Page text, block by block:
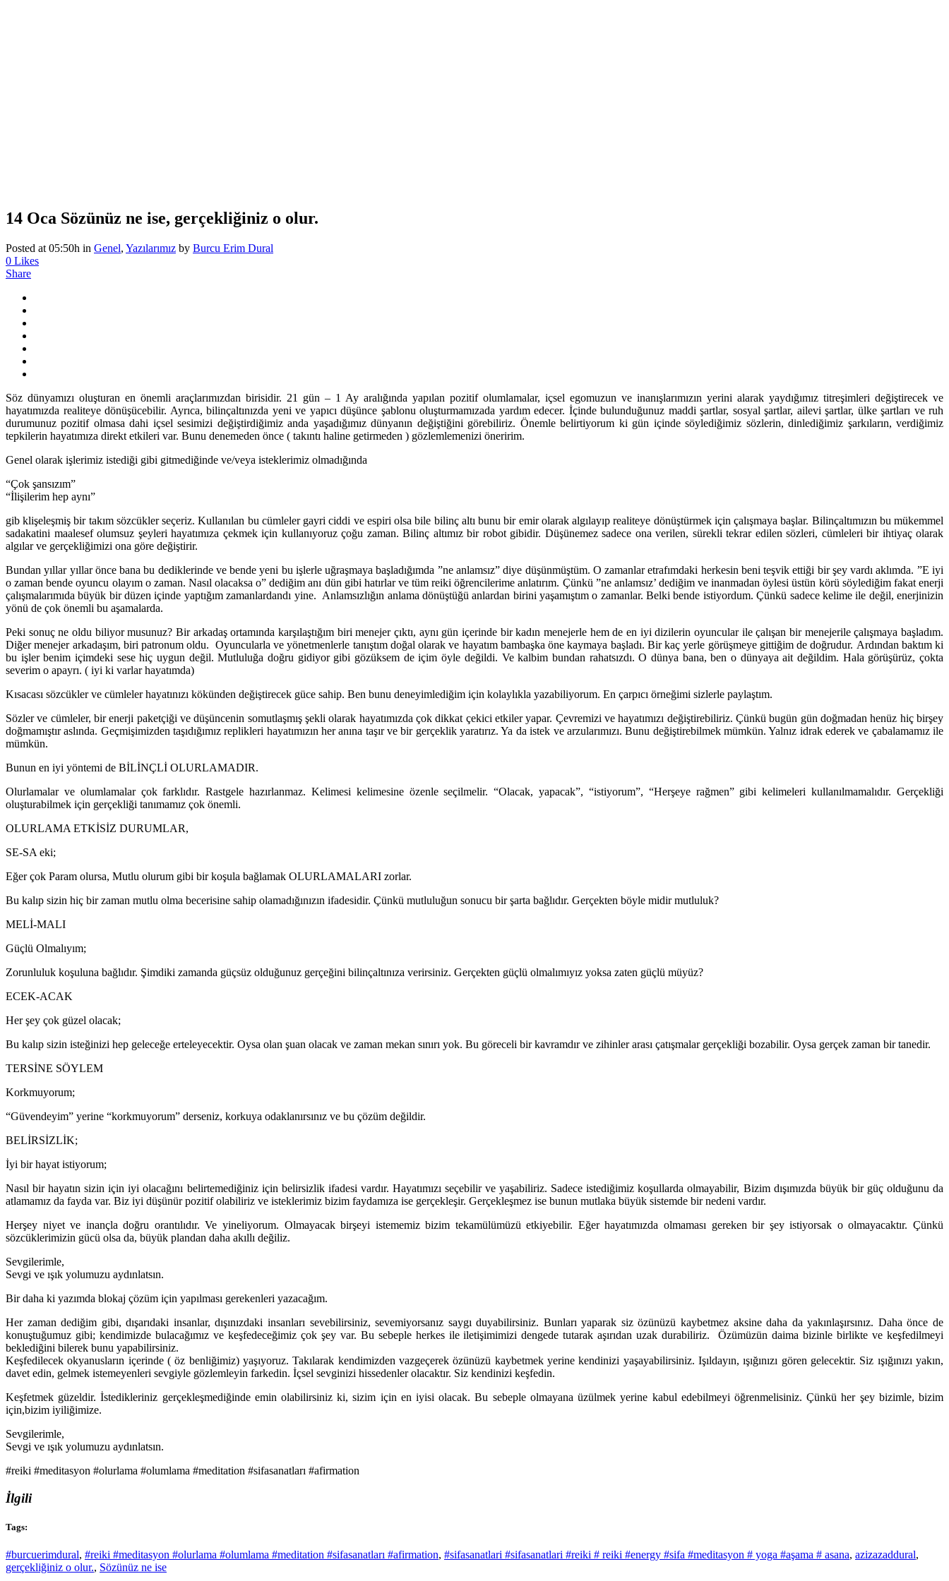
14 Oca Sözünüz ne ise, gerçekliğiniz o olur.
Posted at 05:50h in Genel, Yazılarımız by Burcu Erim Dural
0 Likes
Share
Söz dünyamızı oluşturan en önemli araçlarımızdan birisidir. 21 gün – 1 Ay aralığında yapılan pozitif olumlamalar, içsel egomuzun ve inanışlarımızın yerini alarak yaydığımız titreşimleri değiştirecek ve
hayatımızda realiteye dönüşücebilir. Ayrıca, bilinçaltınızda yeni ve yapıcı düşünce şablonu oluşturmamızada yardım edecer. İçinde bulunduğunuz maddi şartlar, sosyal şartlar, ailevi şartlar, ülke şartları ve ruh
durumunuz pozitif olmasa dahi içsel sesimizi değiştirdiğimiz anda yaşadığımız dünyanın değiştiğini görebiliriz. Önemle belirtiyorum ki gün içinde söylediğimiz sözlerin, dinlediğimiz şarkıların, verdiğimiz
tepkilerin hayatımıza direkt etkileri var. Bunu denemeden önce ( takıntı haline getirmeden ) gözlemlemenizi öneririm.
Genel olarak işlerimiz istediği gibi gitmediğinde ve/veya isteklerimiz olmadığında
“Çok şansızım”
“İlişilerim hep aynı”
gib klişeleşmiş bir takım sözcükler seçeriz. Kullanılan bu cümleler gayri ciddi ve espiri olsa bile bilinç altı bunu bir emir olarak algılayıp realiteye dönüştürmek için çalışmaya başlar. Bilinçaltımızın bu mükemmel
sadakatini maalesef olumsuz şeyleri hayatımıza çekmek için kullanıyoruz çoğu zaman. Bilinç altımız bir robot gibidir. Düşünemez sadece ona verilen, sürekli tekrar edilen sözleri, cümleleri bir ihtiyaç olarak
algılar ve gerçekliğimizi ona göre değiştirir.
Bundan yıllar yıllar önce bana bu dediklerinde ve bende yeni bu işlerle uğraşmaya başladığımda ”ne anlamsız” diye düşünmüştüm. O zamanlar etrafımdaki herkesin beni teşvik ettiği bir şey vardı aklımda. ”E iyi
o zaman bende oyuncu olayım o zaman. Nasıl olacaksa o” dediğim anı dün gibi hatırlar ve tüm reiki öğrencilerime anlatırım. Çünkü ”ne anlamsız’ dediğim ve inanmadan öylesi üstün körü söylediğim fakat enerji
çalışmalarımıda büyük bir düzen içinde yaptığım zamanlardandı yine. Anlamsızlığın anlama dönüştüğü anlardan birini yaşamıştım o zamanlar. Belki bende istiyordum. Çünkü sadece kelime ile değil, enerjinizin
yönü de çok önemli bu aşamalarda.
Peki sonuç ne oldu biliyor musunuz? Bir arkadaş ortamında karşılaştığım biri menejer çıktı, aynı gün içerinde bir kadın menejerle hem de en iyi dizilerin oyuncular ile çalışan bir menejerile çalışmaya başladım.
Diğer menejer arkadaşım, biri patronum oldu. Oyuncularla ve yönetmenlerle tanıştım doğal olarak ve hayatım bambaşka öne kaymaya başladı. Bir kaç yerle görüşmeye gittiğim de doğrudur. Ardından baktım ki
bu işler benim içimdeki sese hiç uygun değil. Mutluluğa doğru gidiyor gibi gözüksem de içim öyle değildi. Ve kalbim bundan rahatsızdı. O dünya bana, ben o dünyaya ait değildim. Hala görüşürüz, çokta
severim o apayrı. ( iyi ki varlar hayatımda)
Kısacası sözcükler ve cümleler hayatınızı kökünden değiştirecek güce sahip. Ben bunu deneyimlediğim için kolaylıkla yazabiliyorum. En çarpıcı örneğimi sizlerle paylaştım.
Sözler ve cümleler, bir enerji paketçiği ve düşüncenin somutlaşmış şekli olarak hayatımızda çok dikkat çekici etkiler yapar. Çevremizi ve hayatımızı değiştirebiliriz. Çünkü bugün gün doğmadan henüz hiç birşey
doğmamıştır aslında. Geçmişimizden taşıdığımız replikleri hayatımızın her anına taşır ve bir gerçeklik yaratırız. Ya da istek ve arzularımızı. Bunu değiştirebilmek mümkün. Yalnız idrak ederek ve çabalamamız ile
mümkün.
Bunun en iyi yöntemi de BİLİNÇLİ OLURLAMADIR.
Olurlamalar ve olumlamalar çok farklıdır. Rastgele hazırlanmaz. Kelimesi kelimesine özenle seçilmelir. “Olacak, yapacak”, “istiyorum”, “Herşeye rağmen” gibi kelimeleri kullanılmamalıdır. Gerçekliği
oluşturabilmek için gerçekliği tanımamız çok önemli.
OLURLAMA ETKİSİZ DURUMLAR,
SE-SA eki;
Eğer çok Param olursa, Mutlu olurum gibi bir koşula bağlamak OLURLAMALARI zorlar.
Bu kalıp sizin hiç bir zaman mutlu olma becerisine sahip olamadığınızın ifadesidir. Çünkü mutluluğun sonucu bir şarta bağlıdır. Gerçekten böyle midir mutluluk?
MELİ-MALI
Güçlü Olmalıyım;
Zorunluluk koşuluna bağlıdır. Şimdiki zamanda güçsüz olduğunuz gerçeğini bilinçaltınıza verirsiniz. Gerçekten güçlü olmalımıyız yoksa zaten güçlü müyüz?
ECEK-ACAK
Her şey çok güzel olacak;
Bu kalıp sizin isteğinizi hep geleceğe erteleyecektir. Oysa olan şuan olacak ve zaman mekan sınırı yok. Bu göreceli bir kavramdır ve zihinler arası çatışmalar gerçekliği bozabilir. Oysa gerçek zaman bir tanedir.
TERSİNE SÖYLEM
Korkmuyorum;
“Güvendeyim” yerine “korkmuyorum” derseniz, korkuya odaklanırsınız ve bu çözüm değildir.
BELİRSİZLİK;
İyi bir hayat istiyorum;
Nasıl bir hayatın sizin için iyi olacağını belirtemediğiniz için belirsizlik ifadesi vardır. Hayatımızı seçebilir ve yaşabiliriz. Sadece istediğimiz koşullarda olmayabilir, Bizim dışımızda büyük bir güç olduğunu da
atlamamız da fayda var. Biz iyi düşünür pozitif olabiliriz ve isteklerimiz bizim faydamıza ise gerçekleşir. Gerçekleşmez ise bunun mutlaka büyük sistemde bir nedeni vardır.
Herşey niyet ve inançla doğru orantılıdır. Ve yineliyorum. Olmayacak birşeyi istememiz bizim tekamülümüzü etkiyebilir. Eğer hayatımızda olmaması gereken bir şey istiyorsak o olmayacaktır. Çünkü
sözcüklerimizin gücü olsa da, büyük plandan daha akıllı değiliz.
Sevgilerimle,
Sevgi ve ışık yolumuzu aydınlatsın.
Bir daha ki yazımda blokaj çözüm için yapılması gerekenleri yazacağım.
Her zaman dediğim gibi, dışarıdaki insanlar, dışınızdaki insanları sevebilirsiniz, sevemiyorsanız saygı duyabilirsiniz. Bunları yaparak siz özünüzü kaybetmez aksine daha da yakınlaşırsınız. Daha önce de
konuştuğumuz gibi; kendimizde bulacağımız ve keşfedeceğimiz çok şey var. Bu sebeple herkes ile iletişimimizi dengede tutarak aşırıdan uzak durabiliriz. Özümüzün daima bizinle birlikte ve keşfedilmeyi
beklediğini bilerek bunu yapabilirsiniz.
Keşfedilecek okyanusların içerinde ( öz benliğimiz) yaşıyoruz. Takılarak kendimizden vazgeçerek özünüzü kaybetmek yerine kendinizi yaşayabilirsiniz. Işıldayın, ışığınızı gören gelecektir. Siz ışığınızı yakın,
davet edin, gelmek istemeyenleri sevgiyle gözlemleyin farkedin. İçsel sevginizi hissedenler olacaktır. Siz kendinizi keşfedin.
Keşfetmek güzeldir. İstedikleriniz gerçekleşmediğinde emin olabilirsiniz ki, sizim için en iyisi olacak. Bu sebeple olmayana üzülmek yerine kabul edebilmeyi öğrenmelisiniz. Çünkü her şey bizimle, bizim
için,bizim iyiliğimize.
Sevgilerimle,
Sevgi ve ışık yolumuzu aydınlatsın.
#reiki #meditasyon #olurlama #olumlama #meditation #sifasanatları #afirmation
İlgili
Tags:
#burcuerimdural, #reiki #meditasyon #olurlama #olumlama #meditation #sifasanatları #afirmation, #sifasanatlari #sifasanatlari #reiki # reiki #energy #sifa #meditasyon # yoga #aşama # asana, azizazaddural,
gerçekliğiniz o olur., Sözünüz ne ise